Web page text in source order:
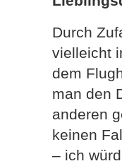
Durch
vielleicht
dem
man den
anderen
keinen
– ich